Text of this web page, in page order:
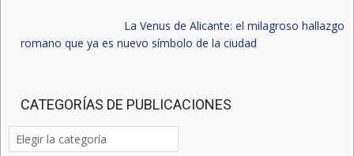
La Venus de Alicante: el milagroso hallazgo
romano que ya es nuevo símbolo de la ciudad
CATEGORÍAS DE PUBLICACIONES
Categorías
de